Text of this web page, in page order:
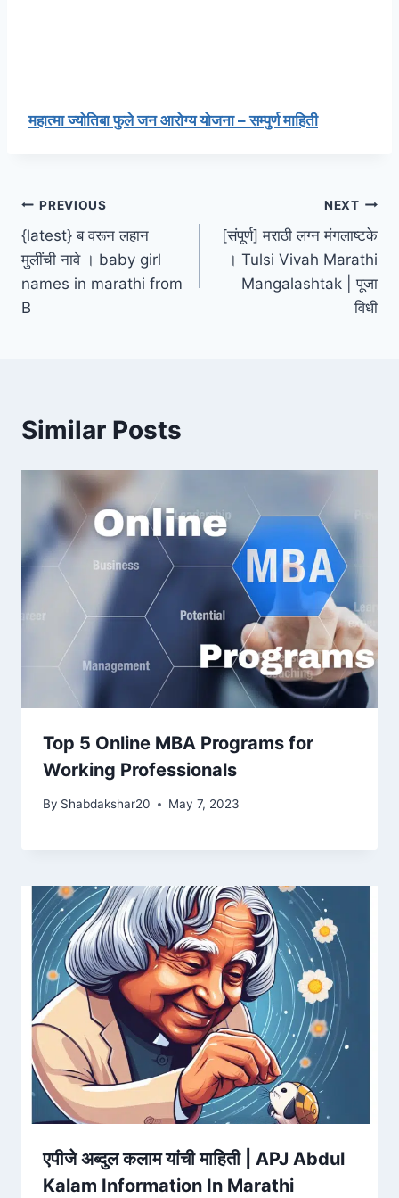
महात्मा ज्योतिबा फुले जन आरोग्य योजना – सम्पुर्ण माहिती
Post
navigation
PREVIOUS
{latest} ब वरून लहान
मुलींची नावे । baby girl
names in marathi from
B
NEXT
[संपूर्ण] मराठी लग्न मंगलाष्टके
। Tulsi Vivah Marathi
Mangalashtak | पूजा
विधी
Similar Posts
Top 5 Online MBA Programs for
Working Professionals
By Shabdakshar20 May 7, 2023
एपीजे अब्दुल कलाम यांची माहिती | APJ Abdul
Kalam Information In Marathi